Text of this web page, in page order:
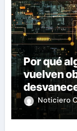
Por qué
vuelven
Noticiero